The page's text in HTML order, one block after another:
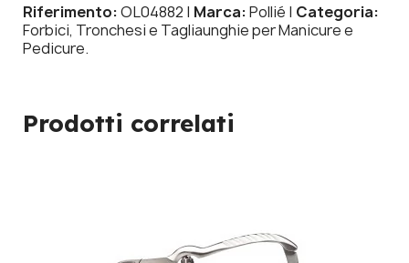
Riferimento:OL04882 | Marca:Pollié | Categoria:
Forbici, Tronchesi e Tagliaunghie per Manicure e
Pedicure.
Prodotti correlati